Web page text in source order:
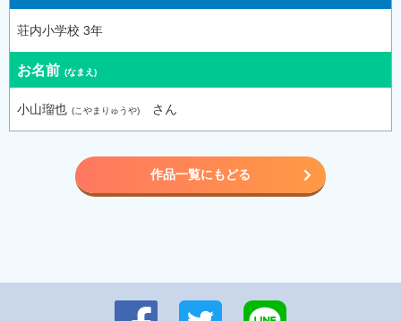
荘内小学校 3年
お名前
小山瑠也 さん
作品一覧にもどる